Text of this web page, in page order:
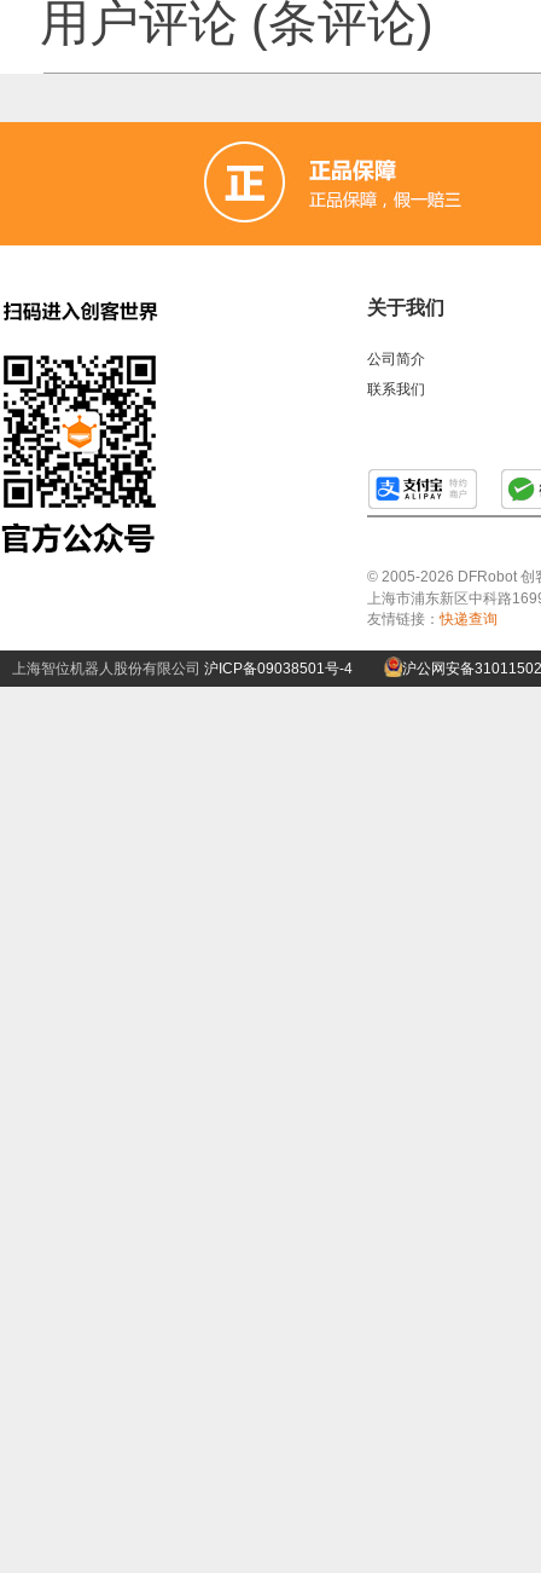
用户评论 (条评论)
关于我们
公司简介
联系我们
© 2005-2026 DFRobot 创
上海市浦东新区中科路
友情链接：快递查询
上海智位机器人股份有限公司 沪ICP备09038501号-4 沪公网安备